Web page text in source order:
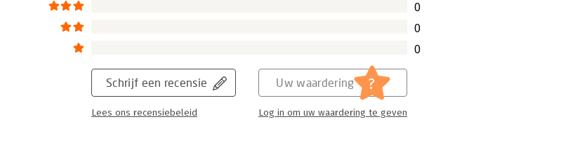
0
0
0
Schrijf een recensie
Lees ons recensiebeleid
Uw waardering ?
Log in om uw waardering te geven